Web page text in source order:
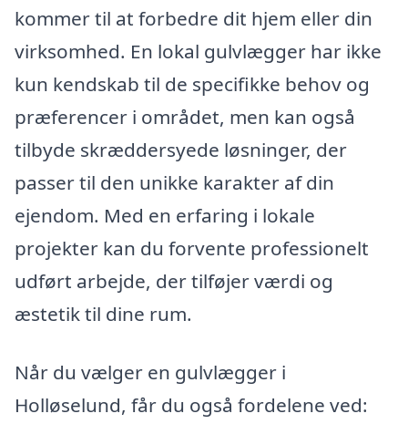
kommer til at forbedre dit hjem eller din
virksomhed. En lokal gulvlægger har ikke
kun kendskab til de specifikke behov og
præferencer i området, men kan også
tilbyde skræddersyede løsninger, der
passer til den unikke karakter af din
ejendom. Med en erfaring i lokale
projekter kan du forvente professionelt
udført arbejde, der tilføjer værdi og
æstetik til dine rum.
Når du vælger en gulvlægger i
Holløselund, får du også fordelene ved: